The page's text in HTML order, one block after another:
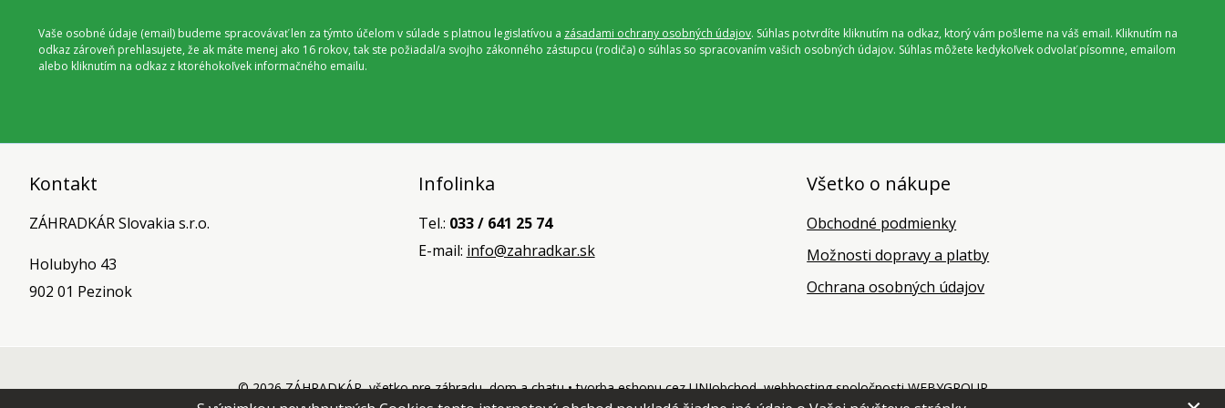
Vaše osobné údaje (email) budeme spracovávať len za týmto účelom v súlade s platnou legislatívou a zásadami ochrany osobných údajov. Súhlas potvrdíte kliknutím na odkaz, ktorý vám pošleme na váš email. Kliknutím na
odkaz zároveň prehlasujete, že ak máte menej ako 16 rokov, tak ste požiadal/a svojho zákonného zástupcu (rodiča) o súhlas so spracovaním vašich osobných údajov. Súhlas môžete kedykoľvek odvolať písomne, emailom
alebo kliknutím na odkaz z ktoréhokoľvek informačného emailu.
Kontakt
ZÁHRADKÁR Slovakia s.r.o.
Holubyho 43
902 01 Pezinok
Infolinka
Tel.: 033 / 641 25 74
E-mail: info@zahradkar.sk
Všetko o nákupe
Obchodné podmienky
Možnosti dopravy a platby
Ochrana osobných údajov
© 2026 ZÁHRADKÁR, všetko pre záhradu, dom a chatu •tvorba eshopu cez UNIobchod,webhostingspoločnostiWEBYGROUP